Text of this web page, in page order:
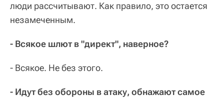
люди рассчитывают. Как правило, это остается
незамеченным.
- Всякое шлют в "директ", наверное?
- Всякое. Не без этого.
- Идут без обороны в атаку, обнажают самое